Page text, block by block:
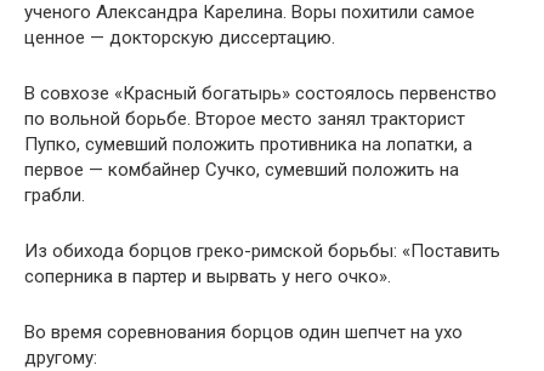
ученого Александра Карелина. Воры похитили самое
ценное — докторскую диссертацию.
В совхозе «Красный богатырь» состоялось первенство
по вольной борьбе. Второе место занял тракторист
Пупко, сумевший положить противника на лопатки, а
первое — комбайнер Сучко, сумевший положить на
грабли.
Из обихода борцов греко-римской борьбы: «Поставить
соперника в партер и вырвать у него очко».
Во время соревнования борцов один шепчет на ухо
другому: